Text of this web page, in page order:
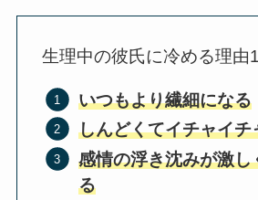
生理中の彼氏に冷める理由
いつもより繊細になる
しんどくてイチャイチ
感情の浮き沈みが激し
る